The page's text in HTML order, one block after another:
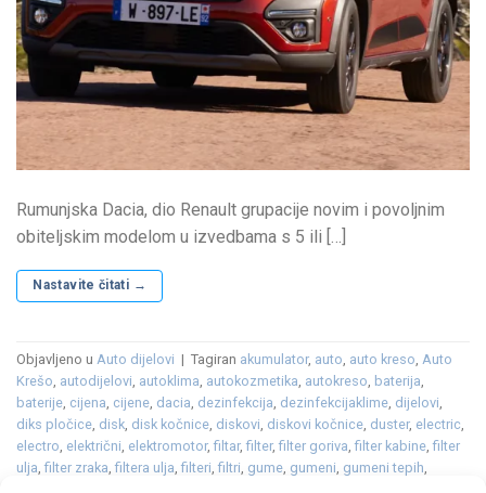
Rumunjska Dacia, dio Renault grupacije novim i povoljnim
obiteljskim modelom u izvedbama s 5 ili […]
Nastavite čitati →
Objavljeno u Auto dijelovi | Tagiran akumulator, auto, auto kreso, Auto
Krešo, autodijelovi, autoklima, autokozmetika, autokreso, baterija,
baterije, cijena, cijene, dacia, dezinfekcija, dezinfekcijaklime, dijelovi,
diks pločice, disk, disk kočnice, diskovi, diskovi kočnice, duster, electric,
electro, električni, elektromotor,filtar,filter,filter goriva,filter kabine,filter
ulja,filter zraka,filtera ulja,filteri,filtri, gume, gumeni, gumeni tepih,